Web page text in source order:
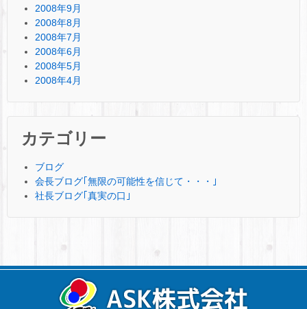
2008年9月
2008年8月
2008年7月
2008年6月
2008年5月
2008年4月
カテゴリー
ブログ
会長ブログ｢無限の可能性を信じて・・・｣
社長ブログ｢真実の口｣